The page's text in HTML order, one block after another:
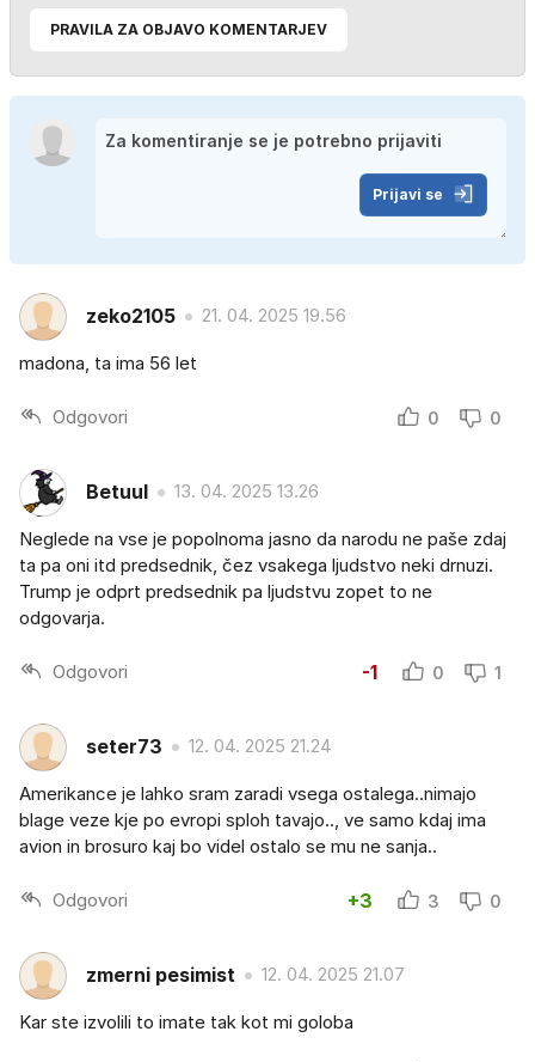
PRAVILA ZA OBJAVO KOMENTARJEV
Prijavi se
zeko2105 21. 04. 2025 19.56
madona, ta ima 56 let
Odgovori 0 0
Betuul 13. 04. 2025 13.26
Neglede na vse je popolnoma jasno da narodu ne paše zdaj
ta pa oni itd predsednik, čez vsakega ljudstvo neki drnuzi.
Trump je odprt predsednik pa ljudstvu zopet to ne
odgovarja.
Odgovori -1 0 1
seter73 12. 04. 2025 21.24
Amerikance je lahko sram zaradi vsega ostalega..nimajo
blage veze kje po evropi sploh tavajo.., ve samo kdaj ima
avion in brosuro kaj bo videl ostalo se mu ne sanja..
Odgovori +3 3 0
zmerni pesimist 12. 04. 2025 21.07
Kar ste izvolili to imate tak kot mi goloba